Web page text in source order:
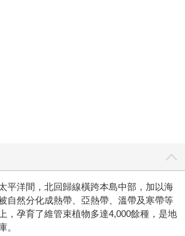
平洋間，北回歸線橫跨本島中部，加以海
自然分化成熱帶、亞熱帶、溫帶及寒帶等
，孕育了維管束植物多達4,000餘種，是地
。